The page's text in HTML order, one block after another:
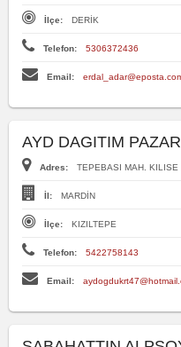
İlçe: DERİK
Telefon: 5306372436
Email:
AYD DAGITIM
Adres: TEPEBASI MAH. KILISE
İl: MARDİN
İlçe: KIZILTEPE
Telefon: 5422758143
Email: